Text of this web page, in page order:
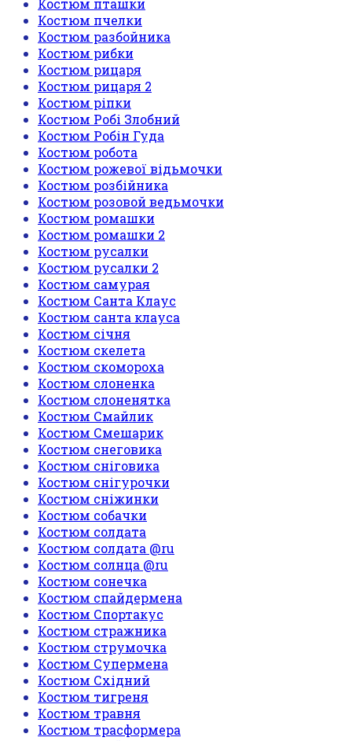
Костюм пчелки
Костюм разбойника
Костюм рибки
Костюм рицаря
Костюм рицаря 2
Костюм ріпки
Костюм Робі Злобний
Костюм Робін Гуда
Костюм робота
Костюм рожевої відьмочки
Костюм розбійника
Костюм розовой ведьмочки
Костюм ромашки
Костюм ромашки 2
Костюм русалки
Костюм русалки 2
Костюм самурая
Костюм Санта Клаус
Костюм санта клауса
Костюм січня
Костюм скелета
Костюм скомороха
Костюм слоненка
Костюм слоненятка
Костюм Смайлик
Костюм Смешарик
Костюм снеговика
Костюм сніговика
Костюм снігурочки
Костюм сніжинки
Костюм собачки
Костюм солдата
Костюм солдата @ru
Костюм солнца @ru
Костюм сонечка
Костюм спайдермена
Костюм Спортакус
Костюм стражника
Костюм струмочка
Костюм Супермена
Костюм Східний
Костюм тигреня
Костюм травня
Костюм трасформера